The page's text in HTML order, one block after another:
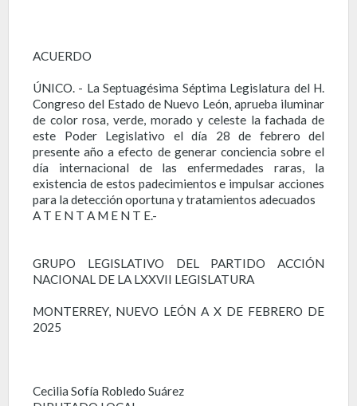
ACUERDO
ÚNICO. - La Septuagésima Séptima Legislatura del H.
Congreso del Estado de Nuevo León, aprueba iluminar
de color rosa, verde, morado y celeste la fachada de
este Poder Legislativo el día 28 de febrero del
presente año a efecto de generar conciencia sobre el
día internacional de las enfermedades raras, la
existencia de estos padecimientos e impulsar acciones
para la detección oportuna y tratamientos adecuados
A T E N T A M E N T E.-
GRUPO LEGISLATIVO DEL PARTIDO ACCIÓN
NACIONAL DE LA LXXVII LEGISLATURA
MONTERREY, NUEVO LEÓN A X DE FEBRERO DE
2025
Cecilia Sofía Robledo Suárez